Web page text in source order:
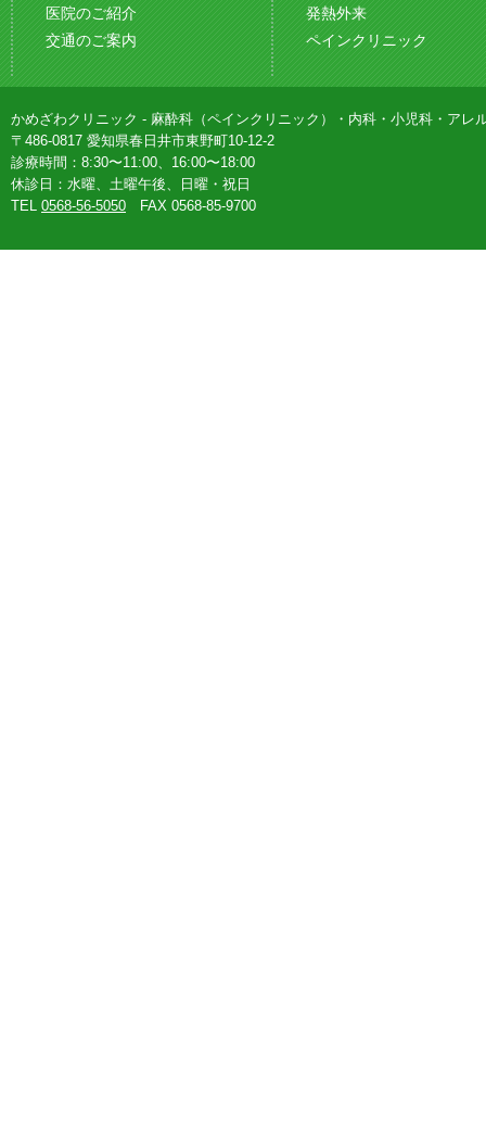
医院のご紹介
交通のご案内
発熱外来
ペインクリニック
かめざわクリニック - 麻酔科（ペインクリニック）・内科・小児科・アレ
〒486-0817 愛知県春日井市東野町10-12-2
診療時間：8:30〜11:00、16:00〜18:00
休診日：水曜、土曜午後、日曜・祝日
TEL 0568-56-5050 FAX 0568-85-9700